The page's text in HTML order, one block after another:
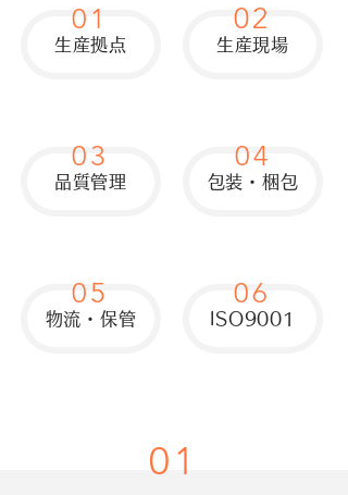
生産拠点
01
生産現場
02
品質管理
03
包装・梱包
04
物流・保管
05
ISO9001
06
01